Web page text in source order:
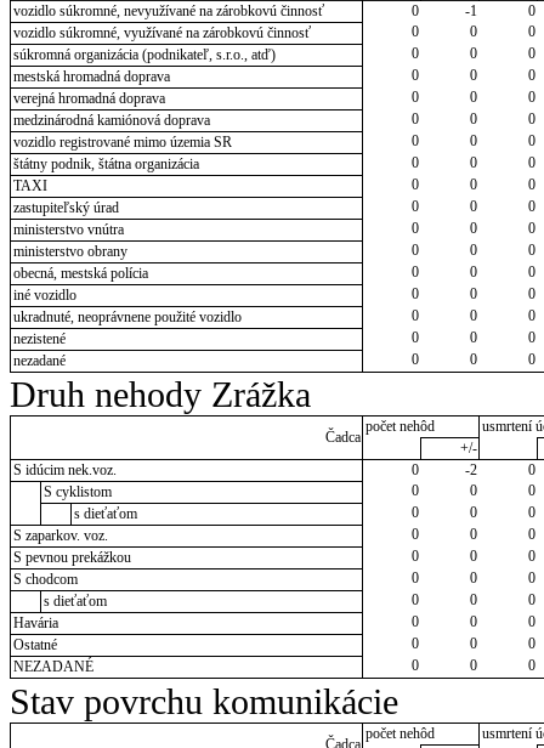
vozidlo súkromné, nevyužívané na zárobkovú činnosť
0 -1
0
vozidlo súkromné, využívané na zárobkovú činnosť
0 0
0
súkromná organizácia (podnikateľ, s.r.o., atď)
0 0
0
mestská hromadná doprava
0 0
0
verejná hromadná doprava
0 0
0
medzinárodná kamiónová doprava
0 0
0
vozidlo registrované mimo územia SR
0 0
0
štátny podnik, štátna organizácia
0 0
0
TAXI
0 0
0
zastupiteľský úrad
0 0
0
ministerstvo vnútra
0 0
0
ministerstvo obrany
0 0
0
obecná, mestská polícia
0 0
0
iné vozidlo
0 0
0
ukradnuté, neoprávnene použité vozidlo
0 0
0
nezistené
0 0
0
nezadané
0 0 0
Druh nehody Zrážka
Čadca
počet nehôd
usmrtení
+/-
S idúcim nek.voz.
0 -2
0
S cyklistom
0 0
0
s dieťaťom
0 0
0
S zaparkov. voz.
0 0
0
S pevnou prekážkou
0 0
0
S chodcom
0 0
0
s dieťaťom
0 0
0
Havária
0 0
0
Ostatné
0 0
0
NEZADANÉ
0 0 0
Stav povrchu komunikácie
Čadca
počet nehôd
usmrtení